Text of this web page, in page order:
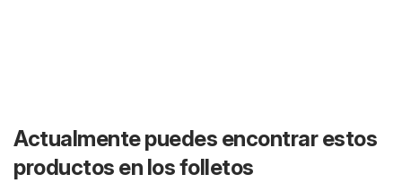
Actualmente puedes encontrar estos
productos en los folletos